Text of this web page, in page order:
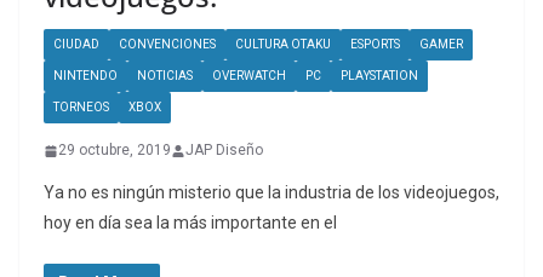
CIUDAD CONVENCIONES CULTURA OTAKU ESPORTS GAMER
NINTENDO NOTICIAS OVERWATCH PC PLAYSTATION
TORNEOS XBOX
29 octubre, 2019 JAP Diseño
Ya no es ningún misterio que la industria de los videojuegos,
hoy en día sea la más importante en el